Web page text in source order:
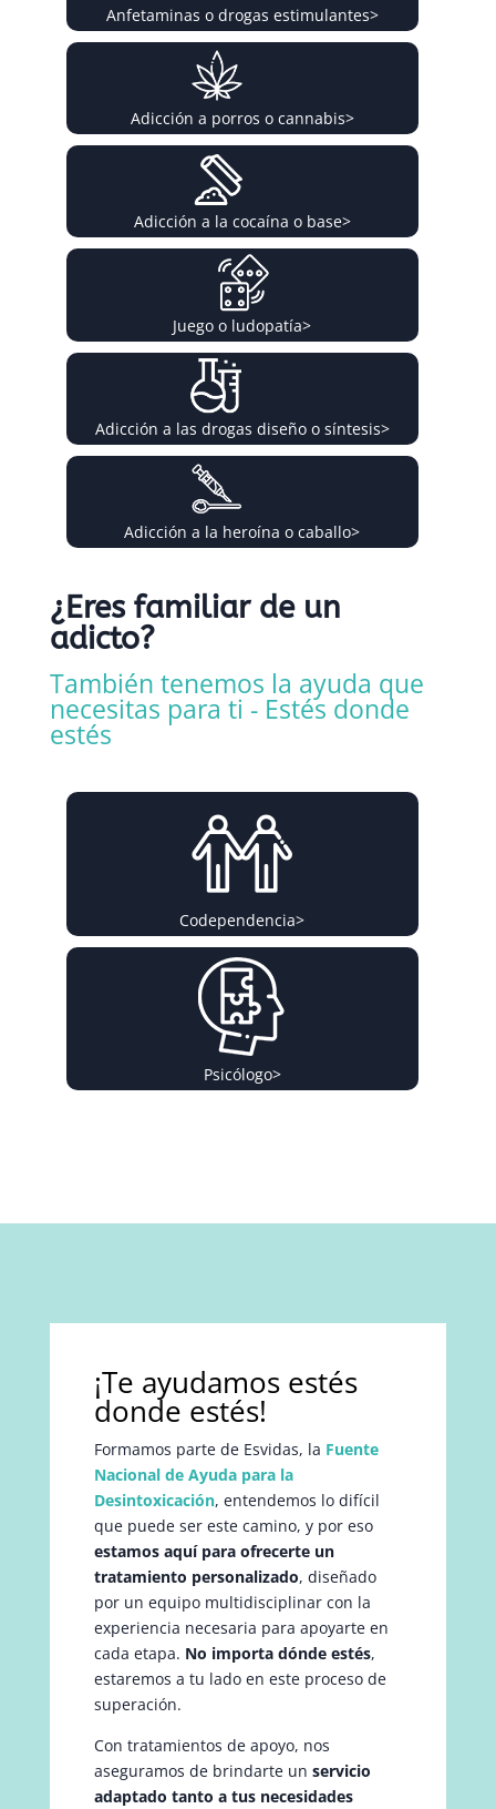
Anfetaminas o drogas estimulantes>
Adicción a porros o cannabis>
Adicción a la cocaína o base>
Juego o ludopatía>
Adicción a las drogas diseño o síntesis>
Adicción a la heroína o caballo>
¿Eres familiar de un
adicto?
También tenemos la ayuda que
necesitas para ti - Estés donde
estés
Codependencia>
Psicólogo>
¡Te ayudamos estés
donde estés!
Formamos parte de Esvidas, la Fuente
Nacional de Ayuda para la
Desintoxicación, entendemos lo difícil
que puede ser este camino, y por eso
estamos aquí para ofrecerte un
tratamiento personalizado, diseñado
por un equipo multidisciplinar con la
experiencia necesaria para apoyarte en
cada etapa. No importa dónde estés,
estaremos a tu lado en este proceso de
superación.
Con tratamientos de apoyo, nos
aseguramos de brindarte un servicio
adaptado tanto a tus necesidades